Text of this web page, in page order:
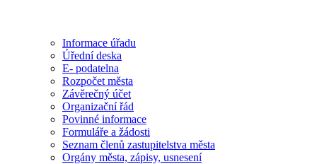
Informace úřadu
Úřední deska
E- podatelna
Rozpočet města
Závěrečný účet
Organizační řád
Povinné informace
Formuláře a žádosti
Seznam členů zastupitelstva města
Orgány města, zápisy, usnesení